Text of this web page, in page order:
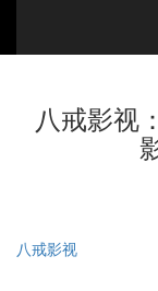
八戒影视
八戒影视